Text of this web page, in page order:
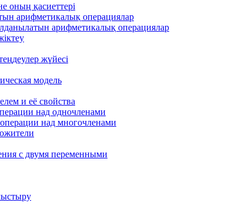
оның қасиеттері
арифметикалық операциялар
арифметикалық операциялар
жүйесі
модель
и её свойства
над одночленами
над многочленами
с двумя переменными